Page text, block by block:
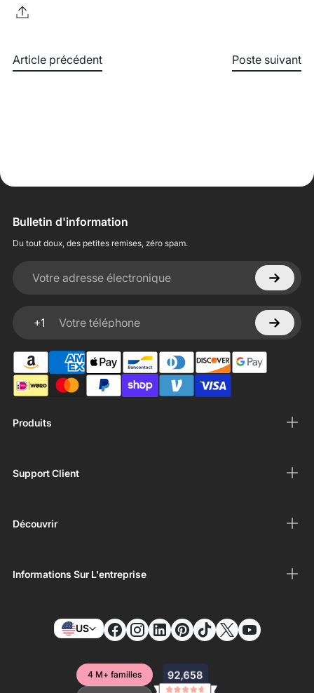
Article précédent Poste suivant
Produits
Support Client
Découvrir
Informations Sur L'entreprise
Bulletin d'information
Du tout doux, des petites remises, zéro spam.
Votre adresse électronique
+1
Votre téléphone
US
4 M+ familles